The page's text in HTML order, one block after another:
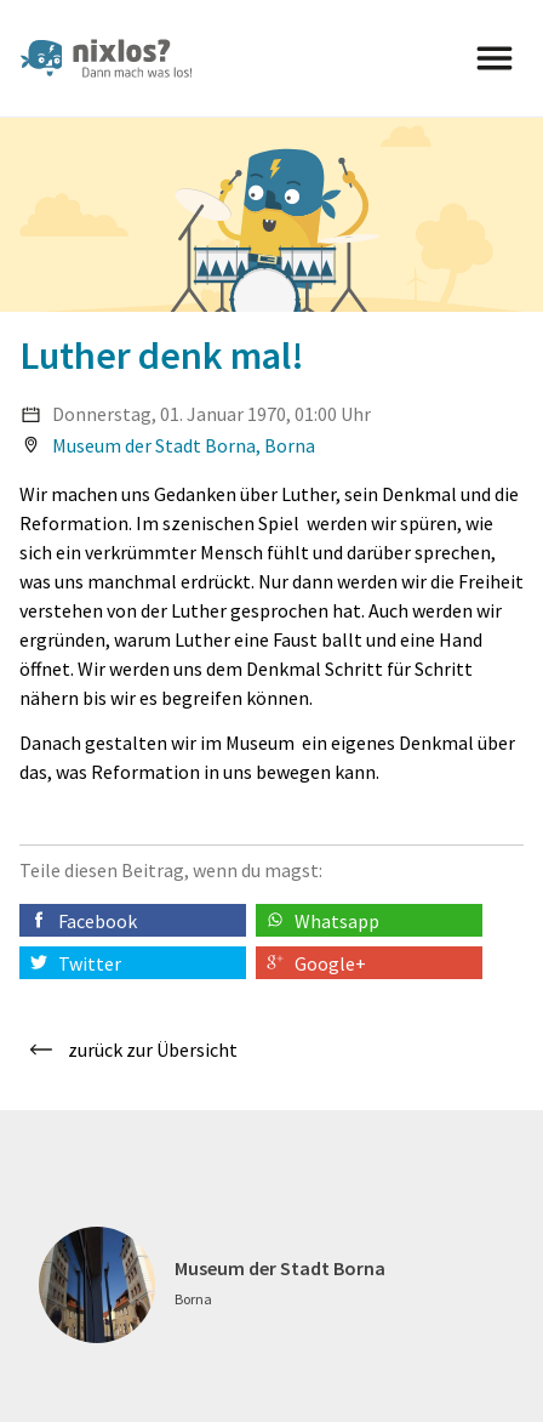
nixlos? Dann mach was
Luther denk mal!
Donnerstag, 01. Januar 1970, 01:00 Uhr
Museum der Stadt Borna, Borna
Wir machen uns Gedanken über Luther, sein Denkmal und die
Reformation. Im szenischen Spiel werden wir spüren, wie
sich ein verkrümmter Mensch fühlt und darüber sprechen,
was uns manchmal erdrückt. Nur dann werden wir die Freiheit
verstehen von der Luther gesprochen hat. Auch werden wir
ergründen, warum Luther eine Faust ballt und eine Hand
öffnet. Wir werden uns dem Denkmal Schritt für Schritt
nähern bis wir es begreifen können.
Danach gestalten wir im Museum ein eigenes Denkmal über
das, was Reformation in uns bewegen kann.
Teile diesen Beitrag, wenn du magst:
Facebook
Whatsapp
Twitter
Google+
zurück zur Übersicht
Museum der Stadt Borna
Borna